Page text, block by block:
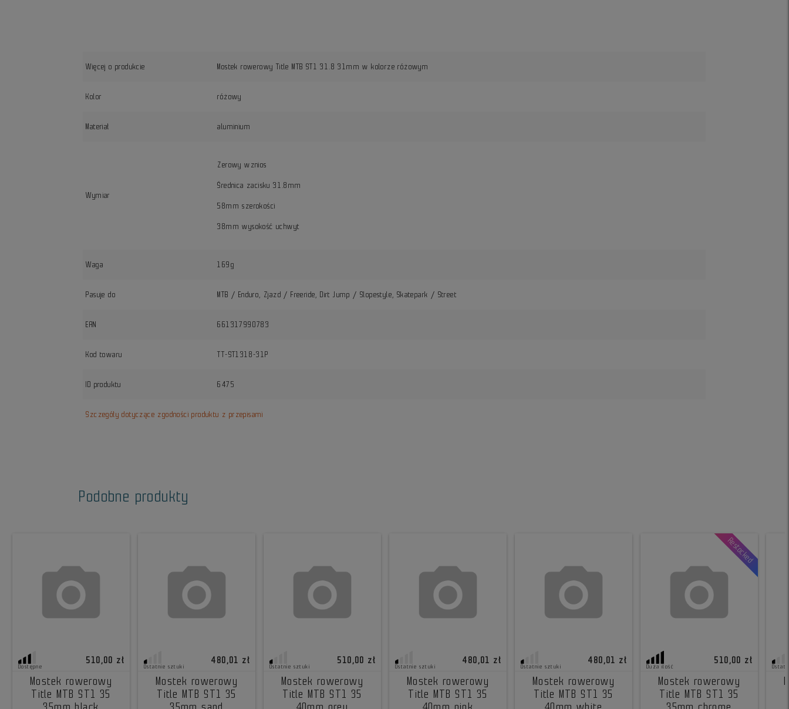
Więcej o produkcie Mostek rowerowy Title MTB ST1 31.8 31mm w kolorze różowym
Kolor różowy
Materiał aluminium
Wymiar
Zerowy wznios
Średnica zacisku 31.8mm
58mm szerokości
38mm wysokość uchwyt
Waga 169g
Pasuje do MTB / Enduro, Zjazd / Freeride, Dirt Jump / Slopestyle, Skatepark / Street
EAN 661317990783
Kod towaru TT-ST1318-31P
ID produktu 6475
Szczegóły dotyczące zgodności produktu z przepisami
Podobne produkty
Dostępne
510,00 zł
Mostek rowerowy
Title MTB ST1 35
Ostatnie sztuki
480,01 zł
Mostek rowerowy
Title MTB ST1 35
Ostatnie sztuki
510,00 zł
Mostek rowerowy
Title MTB ST1 35
Ostatnie sztuki
480,01 zł
Mostek rowerowy
Title MTB ST1 35
Ostatnie sztuki
480,01 zł
Mostek rowerowy
Title MTB ST1 35
Restocked
Duża ilość
510,00 zł
Mostek rowerowy
Title MTB ST1 35